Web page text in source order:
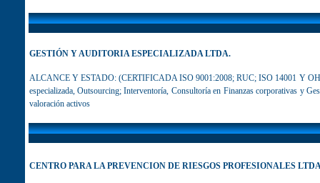
GESTIÓN Y AUDITORIA ESPECIALIZADA LTDA.
ALCANCE Y ESTADO: (CERTIFICADA ISO 9001:2008; RUC; ISO 14001 Y
especializada, Outsourcing; Interventoría, Consultoría en Finanzas corporativas y
valoración activos
CENTRO PARA LA PREVENCION DE RIESGOS PROFESIONALES